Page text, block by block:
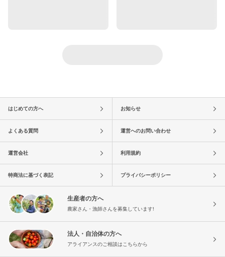
はじめての方へ お知らせ
よくある質問 運営へのお問い合わせ
運営会社 利用規約
特商法に基づく表記 プライバシーポリシー
生産者の方へ
農家さん・漁師さんを募集しています!
法人・自治体の方へ
アライアンスのご相談はこちらから